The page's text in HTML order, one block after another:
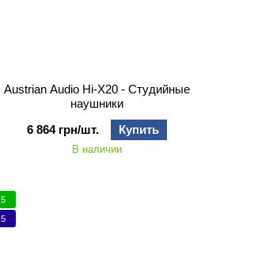
Austrian Audio Hi-X20 - Студийные
наушники
6 864 грн/шт.
Купить
В наличии
5
5